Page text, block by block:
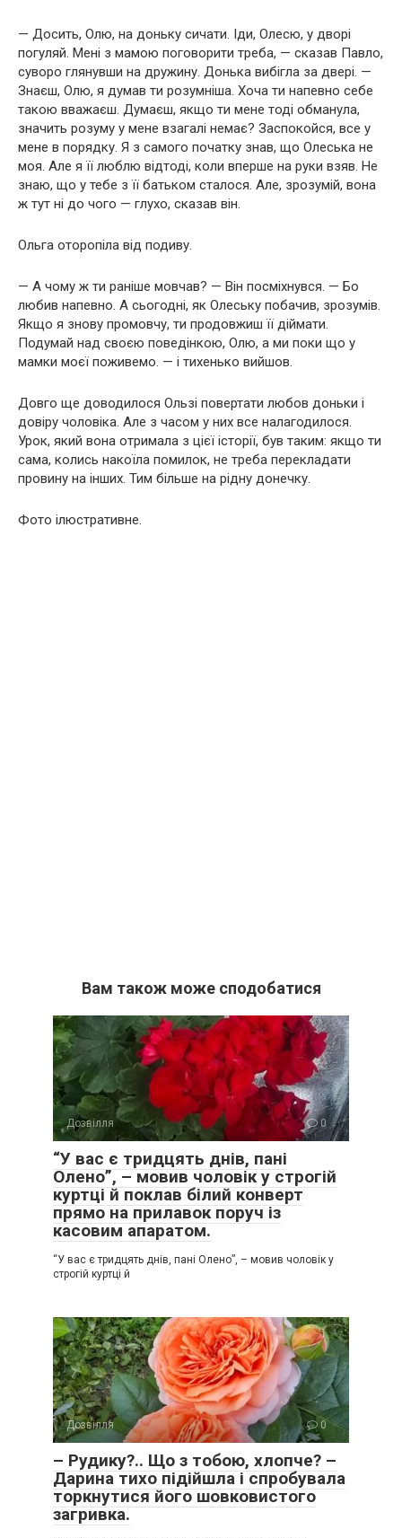
— Досить, Олю, на доньку сичати. Іди, Олесю, у дворі
погуляй. Мені з мамою поговорити треба, — сказав Павло,
суворо глянувши на дружину. Донька вибігла за двері. —
Знаєш, Олю, я думав ти розумніша. Хоча ти напевно себе
такою вважаєш. Думаєш, якщо ти мене тоді обманула,
значить розуму у мене взагалі немає? Заспокойся, все у
мене в порядку. Я з самого початку знав, що Олеська не
моя. Але я її люблю відтоді, коли вперше на руки взяв. Не
знаю, що у тебе з її батьком сталося. Але, зрозумій, вона
ж тут ні до чого — глухо, сказав він.
Ольга оторопіла від подиву.
— А чому ж ти раніше мовчав? — Він посміхнувся. — Бо
любив напевно. А сьогодні, як Олеську побачив, зрозумів.
Якщо я знову промовчу, ти продовжиш її діймати.
Подумай над своєю поведінкою, Олю, а ми поки що у
мамки моєї поживемо. — і тихенько вийшов.
Довго ще доводилося Ользі повертати любов доньки і
довіру чоловіка. Але з часом у них все налагодилося.
Урок, який вона отримала з цієї історії, був таким: якщо ти
сама, колись накоїла помилок, не треба перекладати
провину на інших. Тим більше на рідну донечку.
Фото ілюстративне.
Вам також може сподобатися
Дозвілля 0
“У вас є тридцять днів, пані
Олено”, – мовив чоловік у строгій
куртці й поклав білий конверт
прямо на прилавок поруч із
касовим апаратом.
“У вас є тридцять днів, пані Олено”, – мовив чоловік у
строгій куртці й
Дозвілля 0
– Рудику?.. Що з тобою, хлопче? –
Дарина тихо підійшла і спробувала
торкнутися його шовковистого
загривка.